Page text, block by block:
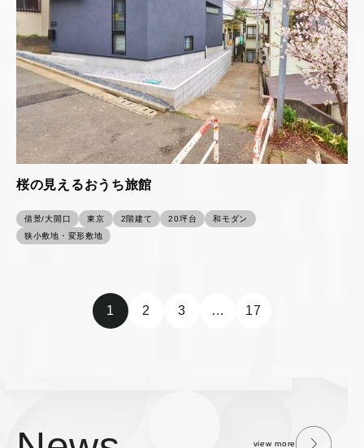
桜の見えるおうち旅館
借景/大開口 東京 2階建て 20坪台
和モダン
狭小敷地・変形敷地
1 2 3 … 17
view more